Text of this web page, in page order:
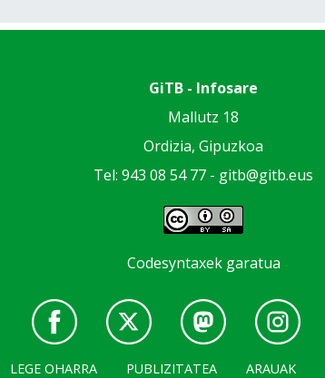
GiTB - Infosare
Mallutz 18
Ordizia, Gipuzkoa
Tel: 943 08 54 77 - gitb@gitb.eus
Codesyntaxek garatua
LEGE OHARRA PUBLIZITATEA ARAUAK